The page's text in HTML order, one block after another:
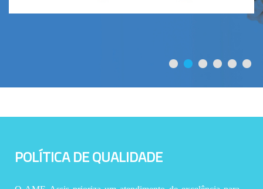
POLÍTICA DE QUALIDADE